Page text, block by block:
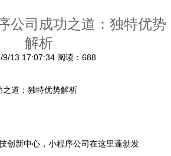
公司成功之道：独特优势
解析
9/13 17:07:34 阅读：688
之道：独特优势解析
创新中心，小程序公司在这里蓬勃发